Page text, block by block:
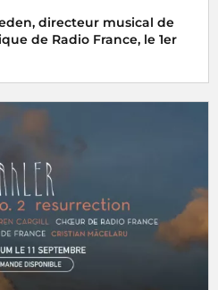
directeur musical de
de Radio France, le 1er